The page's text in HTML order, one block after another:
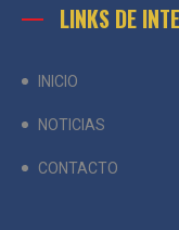
LINKS DE
INICIO
NOTICIAS
CONTACTO